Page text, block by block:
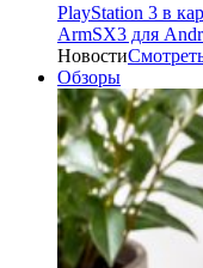
PlayStation 3 в
ArmSX3 для
Новости
Обзоры